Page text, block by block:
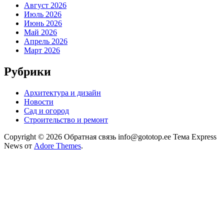
Август 2026
Июль 2026
Июнь 2026
Май 2026
Апрель 2026
Март 2026
Рубрики
Архитектура и дизайн
Новости
Сад и огород
Строительство и ремонт
Copyright © 2026 Обратная связь info@gototop.ee Тема Express
News от Adore Themes.